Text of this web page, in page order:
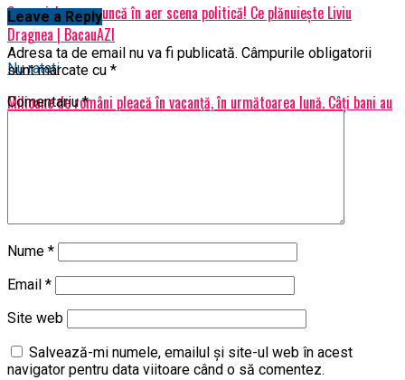
Scenariul care aruncă în aer scena politică! Ce plănuiește Liviu
Dragnea | BacauAZI
Nu ratati
Milioane de români pleacă în vacanță, în următoarea lună. Câți bani au
Leave a Reply
Adresa ta de email nu va fi publicată. Câmpurile obligatorii
sunt marcate cu *
Comentariu*
Nume *
Email *
Site web
Salvează-mi numele, emailul și site-ul web în acest
navigator pentru data viitoare când o să comentez.